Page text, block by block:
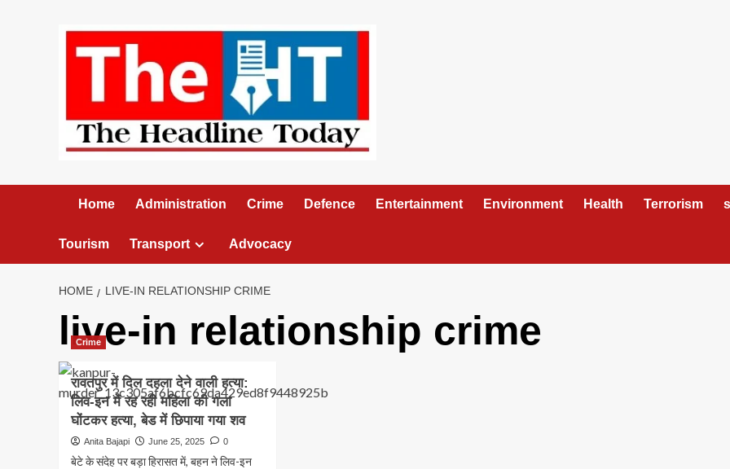
Home Administration Crime Defence Entertainment Environment Health Terrorism
Tourism Transport Advocacy
HOME LIVE-IN RELATIONSHIP CRIME
live-in relationship crime
Crime
रावतपुर में दिल दहला देने वाली हत्या:
लिव-इन में रह रही महिला की गला
घोंटकर हत्या, बेड में छिपाया गया शव
Anita Bajapi June 25, 2025 0
बेटे के संदेह पर बड़ा हिरासत में, बहन ने लिव-इन